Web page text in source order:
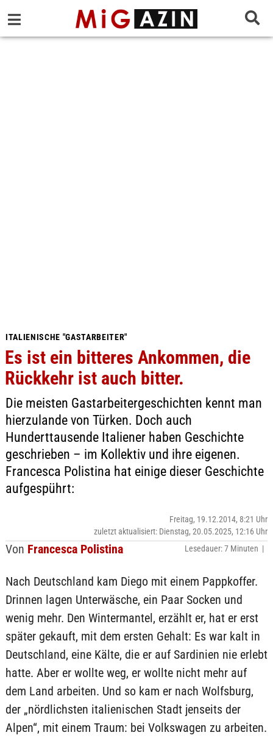
ITALIENISCHE "GASTARBEITER"
Es ist ein bitteres Ankommen, die
Rückkehr ist auch bitter.
Die meisten Gastarbeitergeschichten kennt man
hierzulande von Türken. Doch auch
Hunderttausende Italiener haben Geschichte
geschrieben – im Kollektiv und ihre eigenen.
Francesca Polistina hat einige dieser Geschichte
aufgespührt:
Von Francesca Polistina
Freitag, 19.12.2014, 8:21 Uhr
zuletzt aktualisiert: Dienstag, 20.05.2025, 12:16 Uhr
Lesedauer: 7 Minuten |
Nach Deutschland kam Diego mit einem Pappkoffer.
Drinnen lagen Unterwäsche, ein Paar Socken und
wenig mehr. Den Wintermantel, erzählt er, hat er erst
später gekauft, mit dem ersten Gehalt: Es war kalt in
Deutschland, eine Kälte, die er auf Sardinien nie erlebt
hatte. Aber er wollte weg, er wollte nicht mehr auf
dem Land arbeiten. Und so kam er nach Wolfsburg,
der „nördlichsten italienischen Stadt jenseits der
Alpen“, mit einem Traum: bei Volkswagen zu arbeiten.